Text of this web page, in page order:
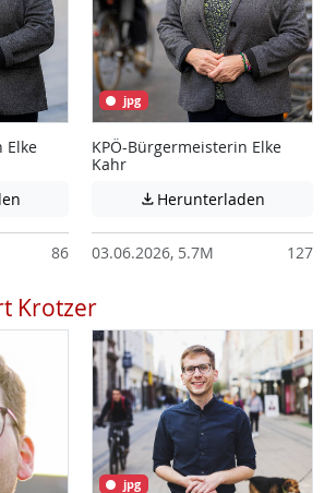
Elke
Achtung: Diese Datei enthält unter
86
jpg
KPÖ-Bürgermeisterin Elke
Kahr
 Herunterladen
03.06.2026, 5.7M 127
Krotzer
jpg